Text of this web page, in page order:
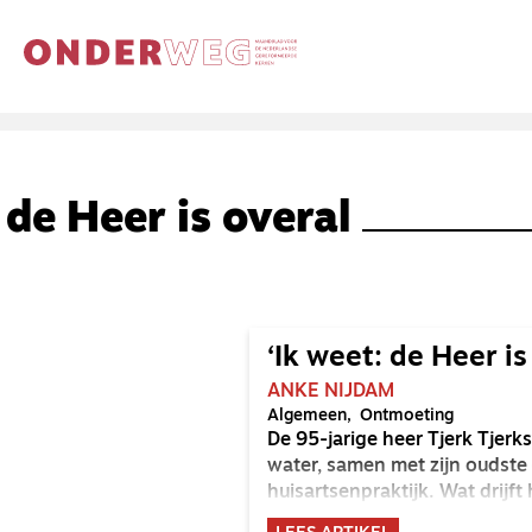
de Heer is overal
‘Ik weet: de Heer is
ANKE NIJDAM
Algemeen Ontmoeting
De 95-jarige heer Tjerk
water, samen met zijn
huisartsenpraktijk. Wat drijft